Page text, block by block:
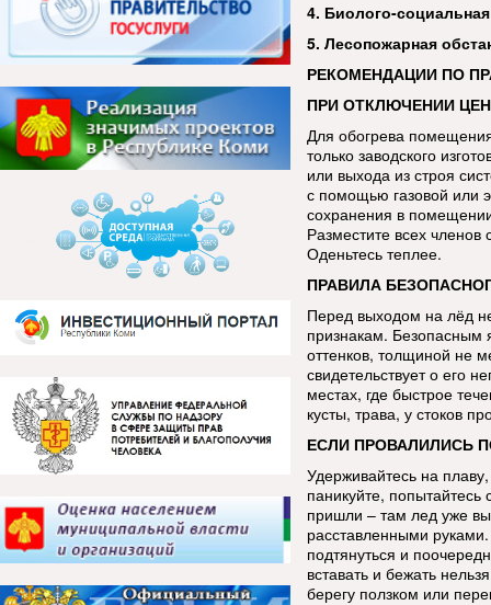
4. Биолого-
5. Лесопожарная
РЕКОМЕНДАЦИИ ПО
ПРИ ОТКЛЮЧЕНИИ
Для обогрева
только заводского
или выхода из строя
с помощью газовой или
сохранения в
Разместите всех
Оденьтесь теплее.
ПРАВИЛА
Перед выходом на лёд
признакам. Безопасным
оттенков, толщиной не
свидетельствует о его
местах, где быстрое
кусты, трава, у стоков
ЕСЛИ ПРОВАЛИЛИСЬ
Удерживайтесь на
паникуйте,
пришли – там лед уже
расставленными
подтянуться и
вставать и бежать
берегу ползком или